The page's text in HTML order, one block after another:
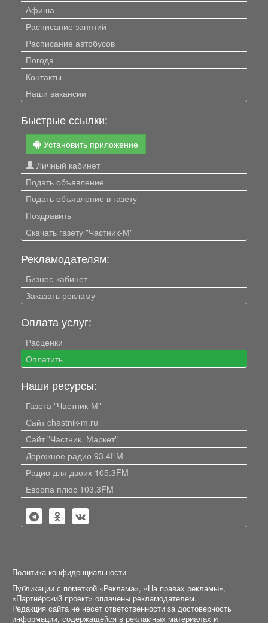
Афиша
Расписание занятий
Расписание автобусов
Погода
Контакты
Наши вакансии
Быстрые ссылки:
Установить приложение
Личный кабинет
Подать объявление
Подать объявление в газету
Поздравить
Скачать газету "Частник-М"
Рекламодателям:
Бизнес-кабинет
Заказать рекламу
Оплата услуг:
Расценки
Оплатить
Наши ресурсы:
Газета "Частник-М"
Сайт chastnik-m.ru
Сайт "Частник. Маркет"
Дорожное радио 93.4FM
Радио для двоих 105.3FM
Европа плюс 103.3FM
Политика конфиденциальности
Публикации с пометкой «Реклама», «На правах рекламы»,
«Партнёрский проект» оплачены рекламодателем.
Редакция сайта не несет ответственности за достоверность
информации, содержащейся в рекламных материалах и